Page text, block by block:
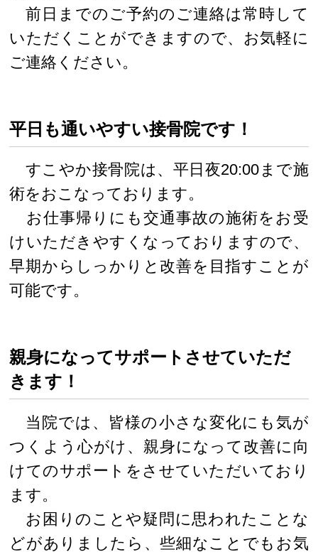
前日までのご予約のご連絡は常時して
いただくことができますので、お気軽に
ご連絡ください。
平日も通いやすい接骨院です！
すこやか接骨院は、平日夜20:00まで施
術をおこなっております。
お仕事帰りにも交通事故の施術をお受
けいただきやすくなっておりますので、
早期からしっかりと改善を目指すことが
可能です。
親身になってサポートさせていただ
きます！
当院では、皆様の小さな変化にも気が
つくよう心がけ、親身になって改善に向
けてのサポートをさせていただいており
ます。
お困りのことや疑問に思われたことな
どがありましたら、些細なことでもお気